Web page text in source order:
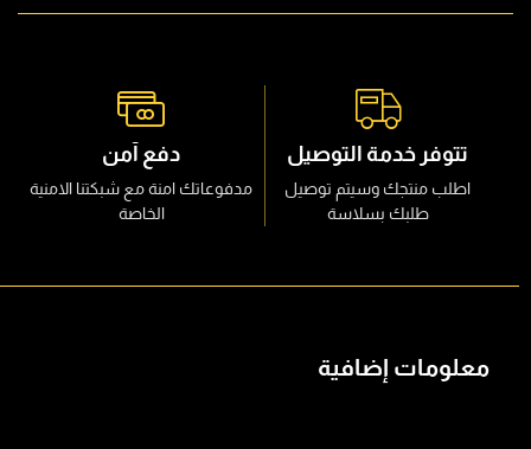
تتوفر خدمة التوصيل
اطلب منتجك وسيتم توصيل
طلبك بسلاسة
دفع آمن
مدفوعاتك امنة مع شبكتنا الامنية
الخاصة
معلومات إضافية